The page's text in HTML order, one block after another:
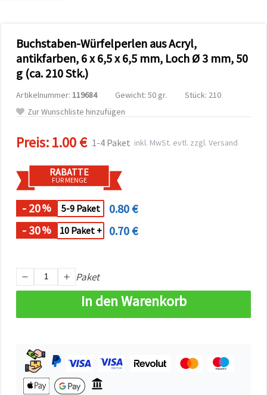
Unterstützung
Partner für
Analyse
und
Marketing.
ablehnen
den
Einstellungen
individuell
festlegen.
Einwilligung
können Sie
jederzeit
widerrufen.
Impressum
Datenschutzerklärung
akzeptieren
Cookie-
Einstellungen
Buchstaben-Würfelperlen aus Acryl,
antikfarben, 6 x 6,5 x 6,5 mm, Loch Ø 3 mm, 50
g (ca. 210 Stk.)
Artikelnummer: 119684 Gewicht: 50 gr.
Stück: 210
Zur Wunschliste hinzufügen
Preis:1.00 € 1-4 Paket inkl. MwSt. evtl. zzgl. Versand
RABATTE
FÜR MENGE
- 20% 5-9 Paket
0.80 €
- 30% 10 Paket + 0.70 €
Paket
In den Warenkorb